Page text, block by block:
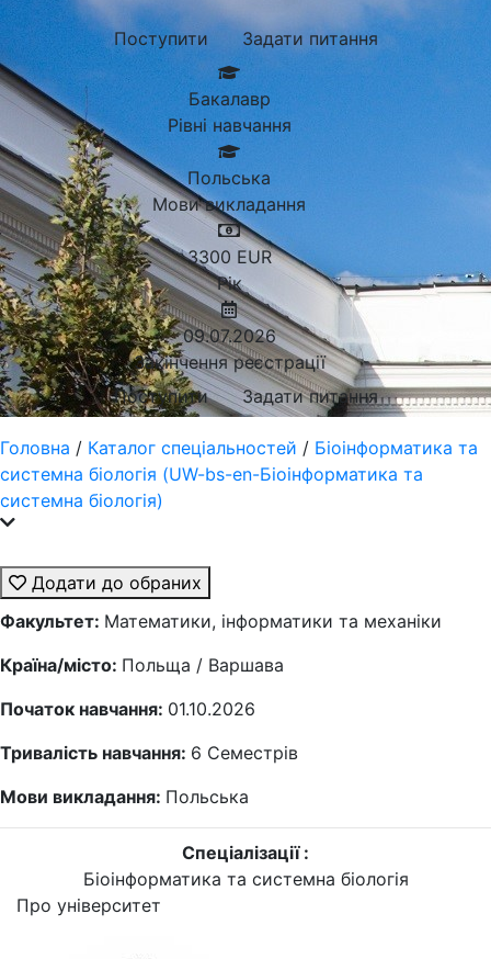
Поступити Задати питання
Бакалавр
Рівні навчання
Польська
Мови викладання
3300 EUR
Рік
09.07.2026
Закінчення реєстрації
Поступити
Задати питання
Головна / Каталог спеціальностей / Біоінформатика та
системна біологія (UW-bs-en-Біоінформатика та
системна біологія)
Додати до обраних
Факультет: Математики, інформатики та механіки
Країна/місто: Польща / Варшава
Початок навчання: 01.10.2026
Тривалість навчання: 6 Семестрів
Мови викладання: Польська
Спеціалізації :
Біоінформатика та системна біологія
Про університет